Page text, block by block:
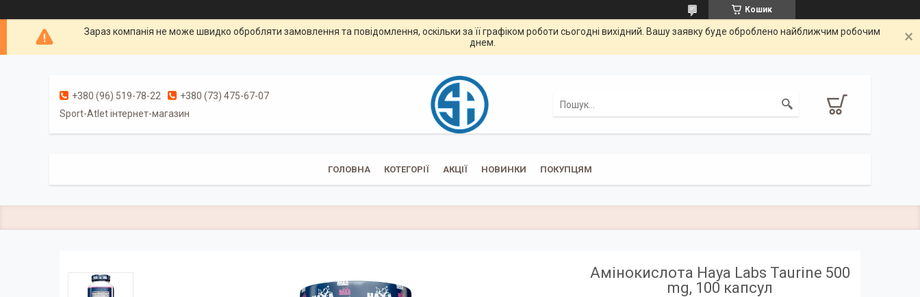
Кошик
Зараз компанія не може швидко обробляти замовлення та повідомлення, оскільки за її графіком роботи сьогодні вихідний. Вашу заявку буде оброблено найближчим робочим
днем.
+380 (96) 519-78-22
+380 (73) 475-67-07
Sport-Atlet інтернет-магазин
ГОЛОВНА КОТЕГОРІЇ АКЦІЇ НОВИНКИ ПОКУПЦЯМ
Амінокислота Haya Labs Taurine 500
mg, 100 капсул